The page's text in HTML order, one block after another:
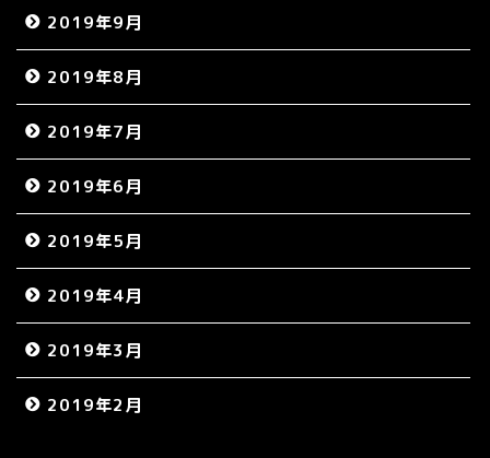
2019年9月
2019年8月
2019年7月
2019年6月
2019年5月
2019年4月
2019年3月
2019年2月